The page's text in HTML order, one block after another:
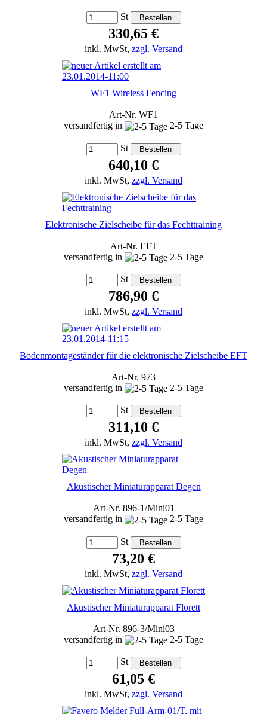
St
330,65 €
inkl. MwSt, zzgl. Versand
WF1 Wireless Fencing
Art-Nr. WF1
versandfertig in
2-5 Tage
St
640,10 €
inkl. MwSt, zzgl. Versand
Elektronische Zielscheibe für das Fechttraining
Art-Nr. EFT
versandfertig in
2-5 Tage
St
786,90 €
inkl. MwSt, zzgl. Versand
Bodenmontageständer für die elektronische Zielscheibe EFT
Art-Nr. 973
versandfertig in
2-5 Tage
St
311,10 €
inkl. MwSt, zzgl. Versand
Akustischer Miniaturapparat Degen
Art-Nr. 896-1/Mini01
versandfertig in
2-5 Tage
St
73,20 €
inkl. MwSt, zzgl. Versand
Akustischer Miniaturapparat Florett
Art-Nr. 896-3/Mini03
versandfertig in
2-5 Tage
St
61,05 €
inkl. MwSt, zzgl. Versand